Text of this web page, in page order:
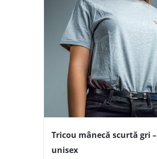
Tricou mânecă scurtă gri –
unisex